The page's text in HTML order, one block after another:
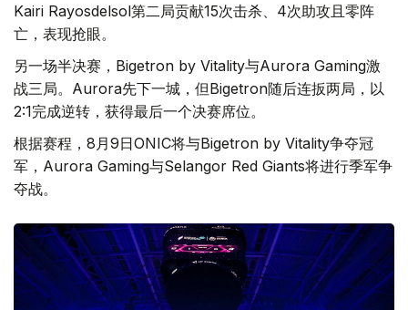
Kairi Rayosdelsol第二局贡献15次击杀、4次助攻且零阵
亡，表现抢眼。
另一场半决赛，Bigetron by Vitality与Aurora Gaming激
战三局。Aurora先下一城，但Bigetron随后连扳两局，以
2:1完成逆转，获得最后一个决赛席位。
根据赛程，8月9日ONIC将与Bigetron by Vitality争夺冠
军，Aurora Gaming与Selangor Red Giants将进行季军争
夺战。